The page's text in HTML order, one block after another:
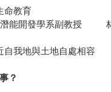
命教育
潛能開發學系副教授
自我地與土地自處相容
？